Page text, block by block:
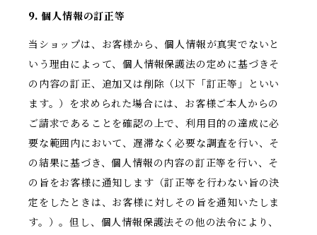
9. 個人情報の訂正等
当ショップは、お客様から、個人情報が真実でないと
いう理由によって、個人情報保護法の定めに基づきそ
の内容の訂正、追加又は削除（以下「訂正等」といい
ます。）を求められた場合には、お客様ご本人からの
ご請求であることを確認の上で、利用目的の達成に必
要な範囲内において、遅滞なく必要な調査を行い、そ
の結果に基づき、個人情報の内容の訂正等を行い、そ
の旨をお客様に通知します（訂正等を行わない旨の決
定をしたときは、お客様に対しその旨を通知いたしま
す。）。但し、個人情報保護法その他の法令により、